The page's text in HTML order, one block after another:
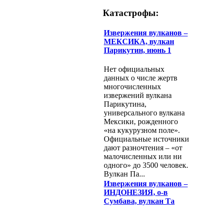
Катастрофы:
Извержения вулканов –
МЕКСИКА, вулкан
Парикутин, июнь 1
Нет официальных
данных о числе жертв
многочисленных
извержений вулкана
Парикутина,
универсального вулкана
Мексики, рожденного
«на кукурузном поле».
Официальные источники
дают разночтения – «от
малочисленных или ни
одного» до 3500 человек.
Вулкан Па...
Извержения вулканов –
ИНДОНЕЗИЯ, о-в
Сумбава, вулкан Та